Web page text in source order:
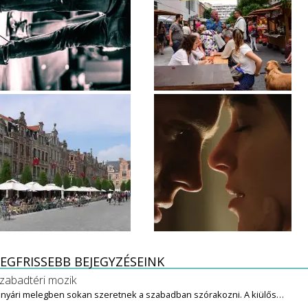
BEJEGYZÉSEINK
mozik
melegben sokan szeretnek a szabadban szórakozni. A kiülős…